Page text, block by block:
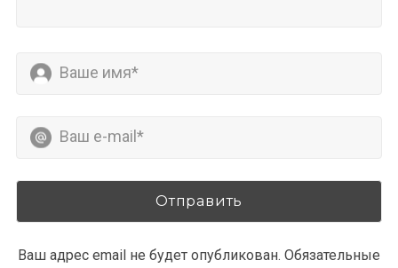
Ваш адрес email не будет опубликован. Обязательные